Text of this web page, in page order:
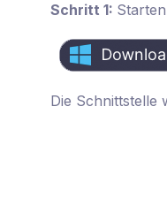
Schritt 1:
Die Schnittstelle